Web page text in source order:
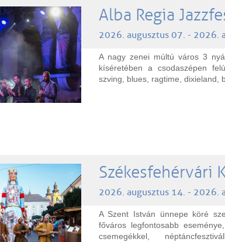
Alba Regia
2026. augusztus 07. - 2026.
A nagy zenei múltú város 3
kíséretében a csodaszépen
szving, blues, ragtime, dixieland,
Székesfehérvári
2026. augusztus 14. - 2026.
A Szent István ünnepe köré
főváros legfontosabb
csemegékkel,